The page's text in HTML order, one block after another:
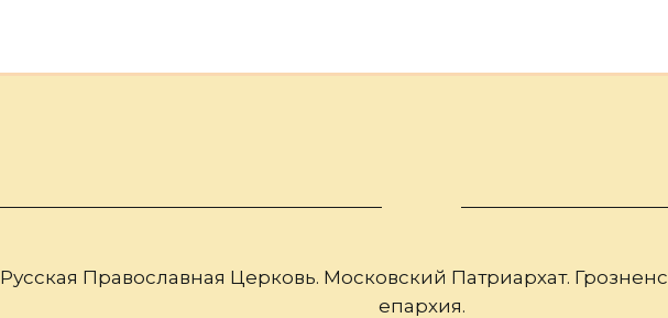
Русская Православная Церковь. Московский Патриархат.
епархия.